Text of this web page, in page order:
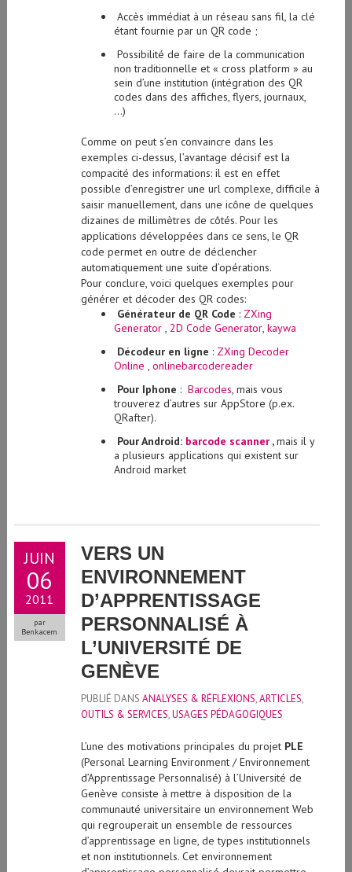
Accès immédiat à un réseau sans fil, la clé
étant fournie par un QR code ;
Possibilité de faire de la communication
non traditionnelle et « cross platform » au
sein d’une institution (intégration des QR
codes dans des affiches, flyers, journaux,
…)
Comme on peut s’en convaincre dans les
exemples ci-dessus, l’avantage décisif est la
compacité des informations: il est en effet
possible d’enregistrer une url complexe, difficile à
saisir manuellement, dans une icône de quelques
dizaines de millimètres de côtés. Pour les
applications développées dans ce sens, le QR
code permet en outre de déclencher
automatiquement une suite d’opérations.
Pour conclure, voici quelques exemples pour
générer et décoder des QR codes:
Générateur de QR Code : ZXing
Generator, 2D Code Generator, kaywa
Décodeur en ligne : ZXing Decoder
Online
onlinebarcodereader
Pour Iphone :Barcodes , mais vous
trouverez d’autres sur AppStore (p.ex.
QRafter).
Pour Android: barcode scanner ,mais il y
a plusieurs applications qui existent sur
Android market
JUIN
06
2011
par
Benkacem
VERS UN
ENVIRONNEMENT
D’APPRENTISSAGE
PERSONNALISÉ À
L’UNIVERSITÉ DE
GENÈVE
PUBLIÉ DANS ANALYSES & RÉFLEXIONS ARTICLES
OUTILS & SERVICES USAGES PÉDAGOGIQUES
L’une des motivations principales du projet PLE
(Personal Learning Environment / Environnement
d’Apprentissage Personnalisé) à l’Université de
Genève consiste à mettre à disposition de la
communauté universitaire un environnement Web
qui regrouperait un ensemble de ressources
d’apprentissage en ligne, de types institutionnels
et non institutionnels. Cet environnement